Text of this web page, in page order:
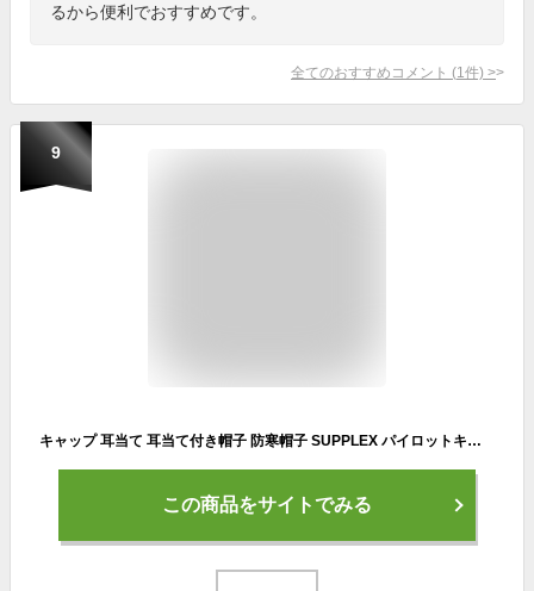
るから便利でおすすめです。
全てのおすすめコメント (1 件) >
9
キャップ 耳当て 耳当て付き帽子 防寒帽子 SUPPLEX パイロットキャップ マスク付き フライトキャップ パイロット帽 フェイクファー ファーキャップ 帽子 耳あて付 裹起毛 ファー 防寒 あったか 防風 冬 メンズ ゴルフ カジュアル 釣り 遠足 スキー 雪遊び 登山
この商品をサイトでみる